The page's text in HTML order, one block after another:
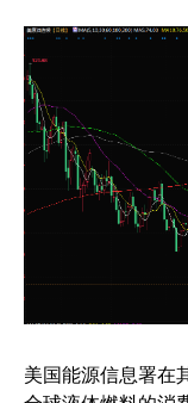
美国能源信息署在